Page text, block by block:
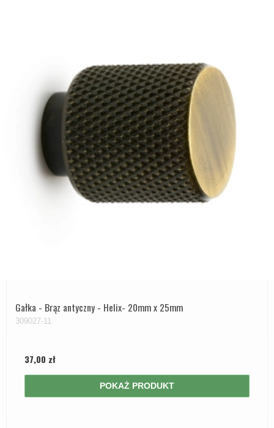
Gałka - Brąz antyczny - Helix- 20mm x 25mm
309027-11
37,00 zł
POKAŻ PRODUKT